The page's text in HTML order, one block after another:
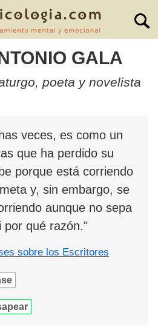
GALA
poeta y novelista
veces, es como un
que ha perdido su
porque está corriendo
y, sin embargo, se
aunque no sepa
por qué razón."
sobre los Escritores